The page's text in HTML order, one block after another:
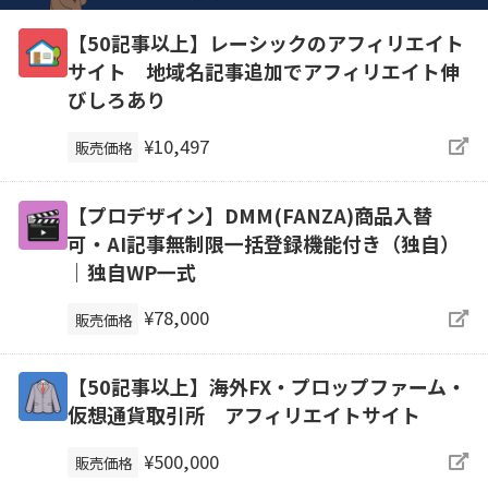
【50記事以上】レーシックのアフィリエイト
サイト 地域名記事追加でアフィリエイト伸
びしろあり
販売価格 ¥10,497
【プロデザイン】DMM(FANZA)商品入替
可・AI記事無制限一括登録機能付き（独自）
｜独自WP一式
販売価格 ¥78,000
【50記事以上】海外FX・プロップファーム・
仮想通貨取引所 アフィリエイトサイト
販売価格 ¥500,000